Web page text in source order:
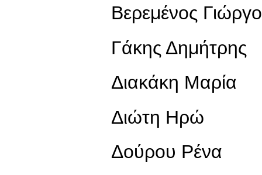
Βερεμένος
Γάκης Δημήτρης
Διακάκη Μαρία
Διώτη Ηρώ
Δούρου Ρένα